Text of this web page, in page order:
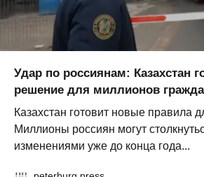
Удар по россиянам: Казахстан
решение для миллионов
Казахстан готовит новые правила
Миллионы россиян могут
изменениями уже до конца года...